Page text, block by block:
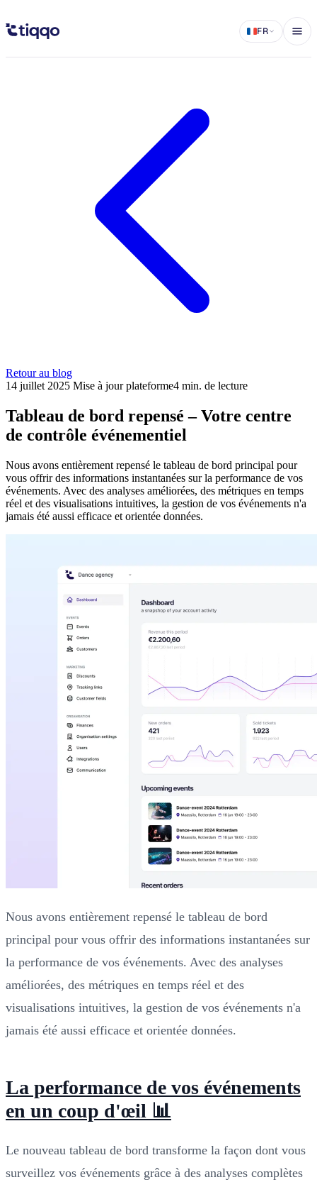
FR
Retour au blog
14 juillet 2025 Mise à jour plateforme4 min. de lecture
Tableau de bord repensé – Votre centre
de contrôle événementiel
Nous avons entièrement repensé le tableau de bord principal pour
vous offrir des informations instantanées sur la performance de vos
événements. Avec des analyses améliorées, des métriques en temps
réel et des visualisations intuitives, la gestion de vos événements n'a
jamais été aussi efficace et orientée données.
Nous avons entièrement repensé le tableau de bord
principal pour vous offrir des informations instantanées sur
la performance de vos événements. Avec des analyses
améliorées, des métriques en temps réel et des
visualisations intuitives, la gestion de vos événements n'a
jamais été aussi efficace et orientée données.
La performance de vos événements
en un coup d'œil 📊
Le nouveau tableau de bord transforme la façon dont vous
surveillez vos événements grâce à des analyses complètes